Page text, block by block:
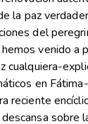
la paz
del
venido a
cualquiera-
en
reciente
sobre